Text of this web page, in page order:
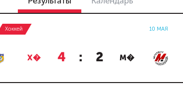
Хоккей 10 МАЯ
Х� 4 : 2 М�